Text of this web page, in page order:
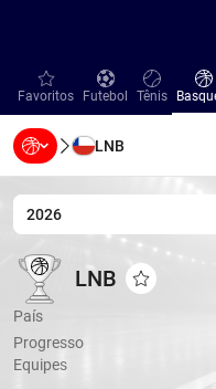
favorites
Favoritos Futebol
Futebol Tênis
Tênis
Beisebol
Beisebol
LNB
2026
LNB
LNB
LNB
Adicionar
País
Progresso
Equipes